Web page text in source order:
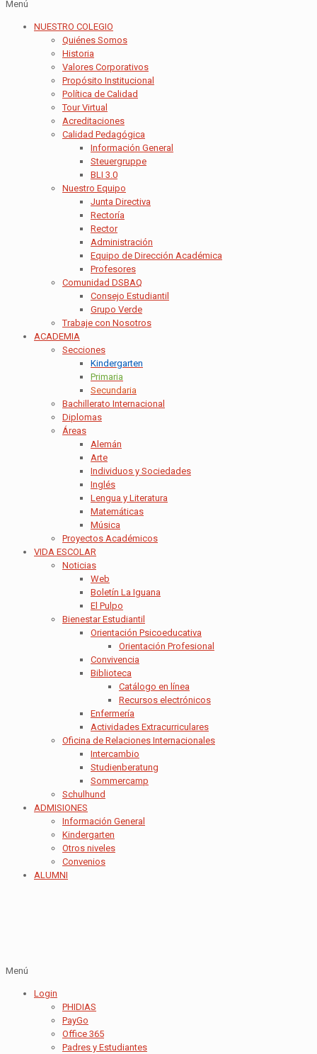
Menú
NUESTRO COLEGIO
Quiénes Somos
Historia
Valores Corporativos
Propósito Institucional
Política de Calidad
Tour Virtual
Acreditaciones
Calidad Pedagógica
Información General
Steuergruppe
BLI 3.0
Nuestro Equipo
Junta Directiva
Rectoría
Rector
Administración
Equipo de Dirección Académica
Profesores
Comunidad DSBAQ
Consejo Estudiantil
Grupo Verde
Trabaje con Nosotros
ACADEMIA
Secciones
Kindergarten
Primaria
Secundaria
Bachillerato Internacional
Diplomas
Áreas
Alemán
Arte
Individuos y Sociedades
Inglés
Lengua y Literatura
Matemáticas
Música
Proyectos Académicos
VIDA ESCOLAR
Noticias
Web
Boletín La Iguana
El Pulpo
Bienestar Estudiantil
Orientación Psicoeducativa
Orientación Profesional
Convivencia
Biblioteca
Catálogo en línea
Recursos electrónicos
Enfermería
Actividades Extracurriculares
Oficina de Relaciones Internacionales
Intercambio
Studienberatung
Sommercamp
Schulhund
ADMISIONES
Información General
Kindergarten
Otros niveles
Convenios
ALUMNI
Menú
Login
PHIDIAS
PayGo
Office 365
Padres y Estudiantes